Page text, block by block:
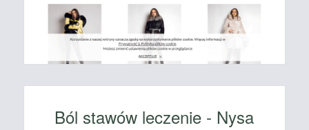
Ból stawów leczenie - Nysa